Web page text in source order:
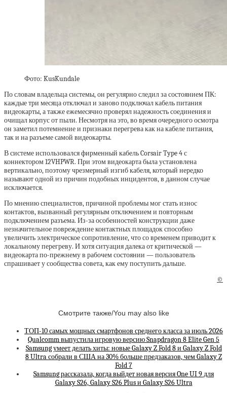
Фото: KusKundale
По словам владельца системы, он регулярно следил за состоянием ПК:
каждые три месяца отключал и заново подключал кабель питания
видеокарты, а также ежемесячно проверял надежность соединения и
очищал корпус от пыли. Несмотря на это, во время очередного осмотра
он заметил потемнение и признаки перегрева как на кабеле питания,
так и на разъеме самой видеокарты.
В системе использовался фирменный кабель Corsair Type 4 с
коннектором 12VHPWR. При этом видеокарта была установлена
вертикально, поэтому чрезмерный изгиб кабеля, который нередко
называют одной из причин подобных инцидентов, в данном случае
исключается.
По мнению специалистов, причиной проблемы мог стать износ
контактов, вызванный регулярным отключением и повторным
подключением разъема. Из-за особенностей конструкции даже
незначительное повреждение контактных площадок способно
увеличить электрическое сопротивление, что со временем приводит к
локальному перегреву. И хотя ситуация далека от критической —
видеокарта по-прежнему в рабочем состоянии — пользователь
спрашивает у сообщества совета, как ему поступить дальше.
©
Смотрите также/You may also like
ТОП-10 самых мощных смартфонов среднего класса за июль 2026
Qualcomm выпустила игровую версию Snapdragon 8 Elite Gen 5
Samsung умеет делать хиты: новые Galaxy Z Fold 8 и Galaxy Z Fold
8 Ultra собрали в США на 30% больше предзаказов, чем Galaxy Z
Fold 7
Samsung рассказала, когда выйдет новая версия One UI 9 для
Galaxy S26, Galaxy S26 Plus и Galaxy S26 Ultra